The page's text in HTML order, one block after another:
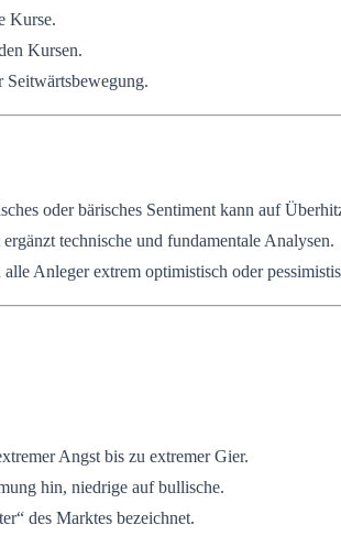
Kurse.
Kursen.
oder bärisches Sentiment kann auf
technische und fundamentale Analysen.
alle Anleger extrem optimistisch oder
Angst bis zu extremer Gier.
hin, niedrige auf bullische.
des Marktes bezeichnet.